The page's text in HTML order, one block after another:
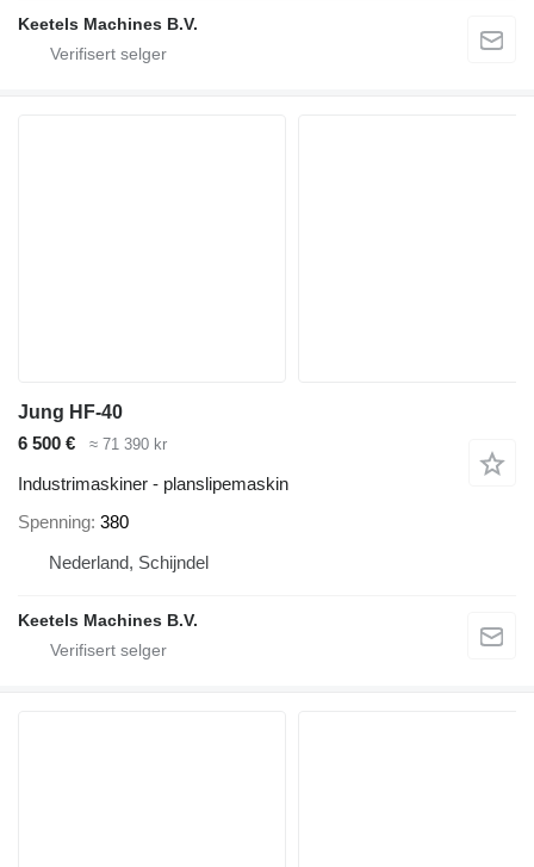
Keetels Machines B.V.
Jung HF-40
6 500 €
≈ 71 390 kr
Industrimaskiner - planslipemaskin
Spenning 380
Nederland, Schijndel
Keetels Machines B.V.